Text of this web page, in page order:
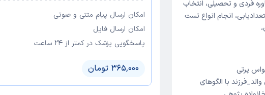
امکان ارسال پیام متنی و صوتی
امکان ارسال فایل
پاسخگویی پزشک در کمتر از ۲۴ ساعت
365,000 تومان
فردی و تحصیلی، انتخاب
انجام انواع تست
پرتی
با الگوهای